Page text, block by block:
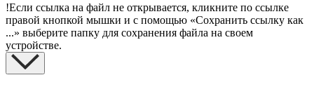
!Если ссылка на файл не открывается, кликните по ссылке
правой кнопкой мышки и с помощью «Сохранить ссылку как
...» выберите папку для сохранения файла на своем
устройстве.